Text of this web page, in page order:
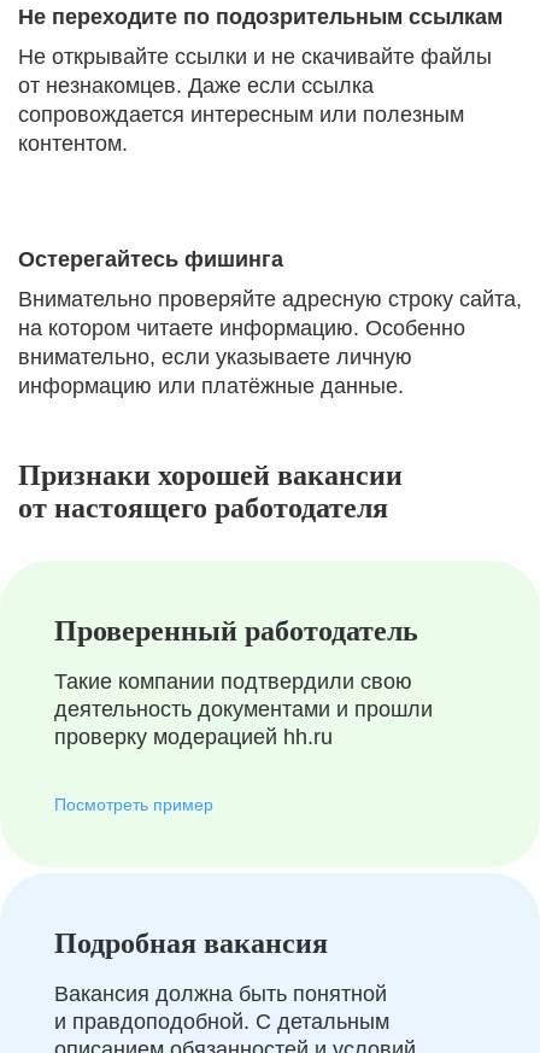
Не переходите по подозрительным ссылкам
Не открывайте ссылки и не скачивайте файлы
от незнакомцев. Даже если ссылка
сопровождается интересным или полезным
контентом.
Остерегайтесь фишинга
Внимательно проверяйте адресную строку сайта,
на котором читаете информацию. Особенно
внимательно, если указываете личную
информацию или платёжные данные.
Признаки хорошей вакансии
от настоящего работодателя
Проверенный работодатель
Такие компании подтвердили свою
деятельность документами и прошли
проверку модерацией hh.ru
Посмотреть пример
Подробная вакансия
Вакансия должна быть понятной
и правдоподобной. С детальным